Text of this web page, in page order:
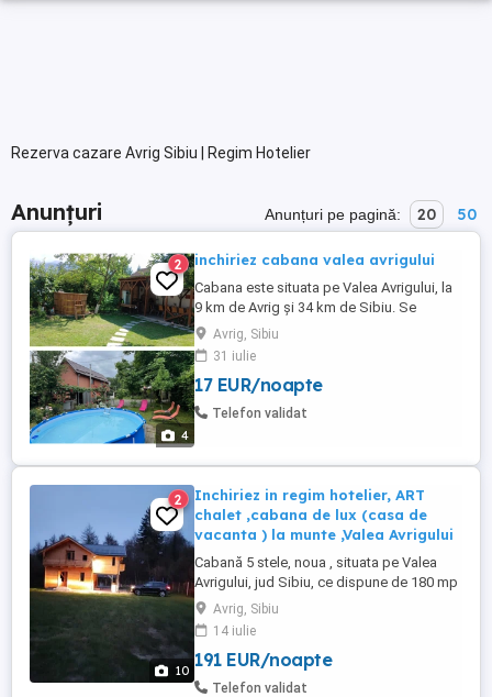
Rezerva cazare Avrig Sibiu | Regim Hotelier
Anunțuri Anunțuri pe pagină: 20 50
4
2 inchiriez cabana valea avrigului
Cabana este situata pe Valea Avrigului, la
9 km de Avrig și 34 km de Sibiu. Se
inchiriază în mod integral pentru maximu
de 12 persoane . Cabana are incalzire
centrala , boiler pentru apa calda si este
compusă din: -5 dormitoare . -un Living cu
canapea extensibila -2 Bai ; Bucătărie
Avrig, Sibiu
31 iulie
17 EUR/noapte
Telefon validat
10
2
Inchiriez in regim hotelier, ART
chalet ,cabana de lux (casa de
vacanta ) la munte ,Valea Avrigului
Cabană 5 stele, noua , situata pe Valea
Avrigului, jud Sibiu, ce dispune de 180 mp
, distribuiti in 4 dormitoare duble , 3 bai ,
living , bucătărie terasa exterioara, foișor
cu grătar , loc pt ceaun și foc de tabără
Cabană este complet echipata și dotată
cu absolut tot ce este necesar pentru a
Avrig, Sibiu
14 iulie
191 EUR/noapte
Telefon validat